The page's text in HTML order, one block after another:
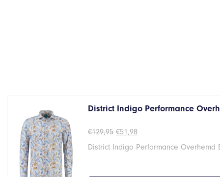
District Indigo Performance
€129,95 Oorspronkelijke
was:
€51,98Huidige
is:
District Indigo Performance Overhemd